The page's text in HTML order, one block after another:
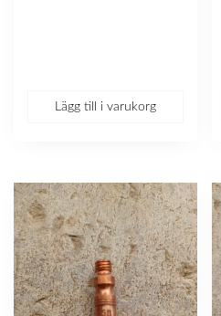
Lägg till i varukorg